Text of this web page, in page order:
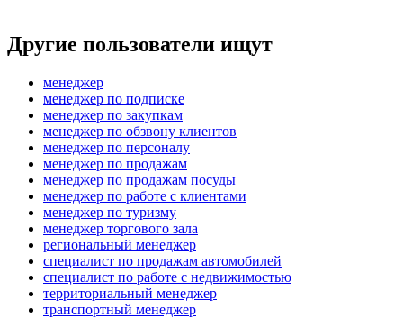
Другие пользователи ищут
менеджер
менеджер по подписке
менеджер по закупкам
менеджер по обзвону клиентов
менеджер по персоналу
менеджер по продажам
менеджер по продажам посуды
менеджер по работе с клиентами
менеджер по туризму
менеджер торгового зала
региональный менеджер
специалист по продажам автомобилей
специалист по работе с недвижимостью
территориальный менеджер
транспортный менеджер